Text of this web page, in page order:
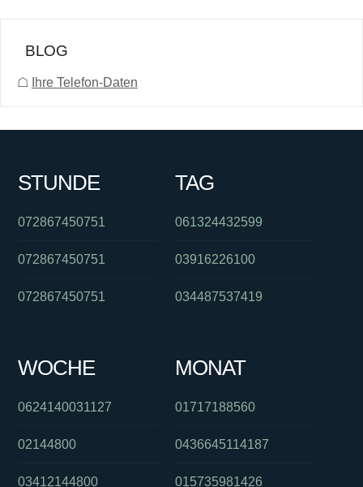
BLOG
☖ Ihre Telefon-Daten
STUNDE
072867450751
072867450751
072867450751
TAG
061324432599
03916226100
034487537419
WOCHE
0624140031127
02144800
03412144800
MONAT
01717188560
0436645114187
015735981426